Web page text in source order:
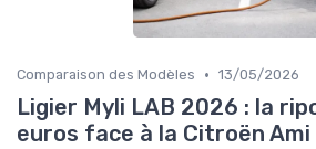
Comparaison des Modèles • 13/05/2026
Ligier Myli LAB 2026 : la
euros face à la Citroën Ami